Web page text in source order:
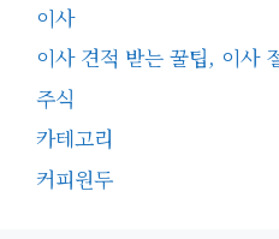
이사
이사 견적 받는 꿀팁, 이사
주식
카테고리
커피원두